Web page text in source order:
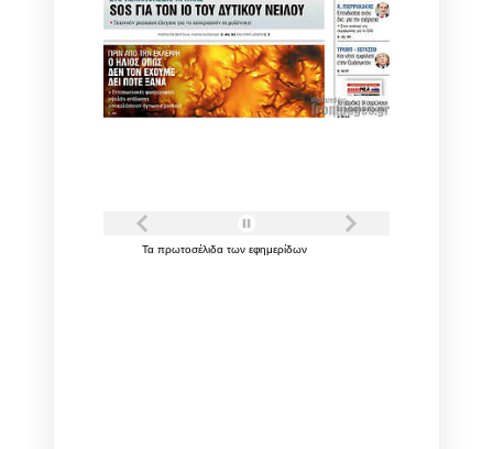
Τα πρωτοσέλιδα των εφημερίδων